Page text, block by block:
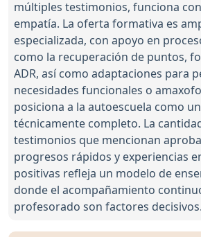
múltiples testimonios, funciona
empatía. La oferta formativa es
especializada, con apoyo en
como la recuperación de puntos,
ADR, así como adaptaciones para
necesidades funcionales o
posiciona a la autoescuela como
técnicamente completo. La
testimonios que mencionan
progresos rápidos y experiencias
positivas refleja un modelo de
donde el acompañamiento
profesorado son factores decisivos.